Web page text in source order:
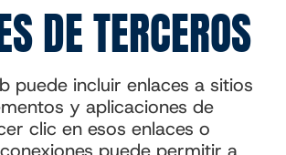
DE TERCEROS
puede incluir enlaces a sitios
y aplicaciones de
clic en esos enlaces o